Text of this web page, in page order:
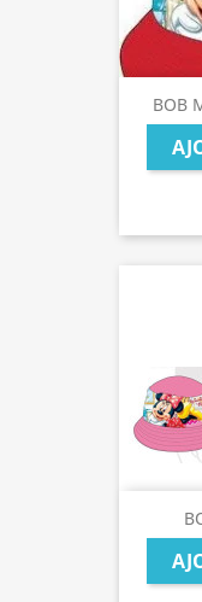
BOB